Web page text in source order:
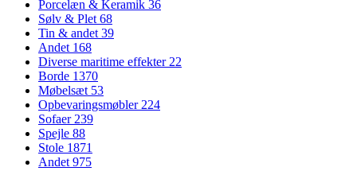
Porcelæn & Keramik 36
Sølv & Plet 68
Tin & andet 39
Andet 168
Diverse maritime effekter 22
Borde 1370
Møbelsæt 53
Opbevaringsmøbler 224
Sofaer 239
Spejle 88
Stole 1871
Andet 975